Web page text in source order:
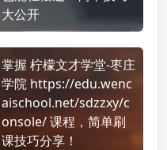
大公开
掌握 柠檬文才学堂-枣庄
学院 https://edu.wenc
aischool.net/sdzzxy/c
onsole/ 课程，简单刷
课技巧分享！